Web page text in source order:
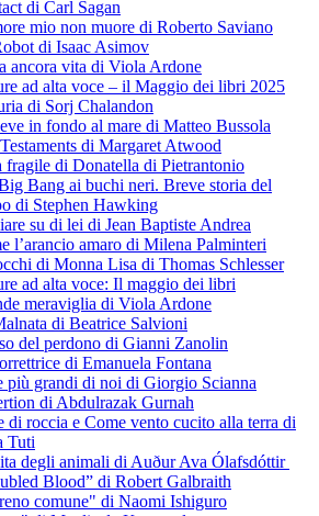
di Carl Sagan
mio non muore di Roberto Saviano
di Isaac Asimov
ancora vita di Viola Ardone
ad alta voce – il Maggio dei libri 2025
di Sorj Chalandon
in fondo al mare di Matteo Bussola
di Margaret Atwood
fragile di Donatella di Pietrantonio
Bang ai buchi neri. Breve storia del
di Stephen Hawking
su di lei di Jean Baptiste Andrea
l’arancio amaro di Milena Palminteri
di Monna Lisa di Thomas Schlesser
ad alta voce: Il maggio dei libri
meraviglia di Viola Ardone
di Beatrice Salvioni
del perdono di Gianni Zanolin
di Emanuela Fontana
più grandi di noi di Giorgio Scianna
di Abdulrazak Gurnah
di roccia e Come vento cucito alla terra di
Tuti
degli animali di Auður Ava Ólafsdóttir
Blood” di Robert Galbraith
comune" di Naomi Ishiguro